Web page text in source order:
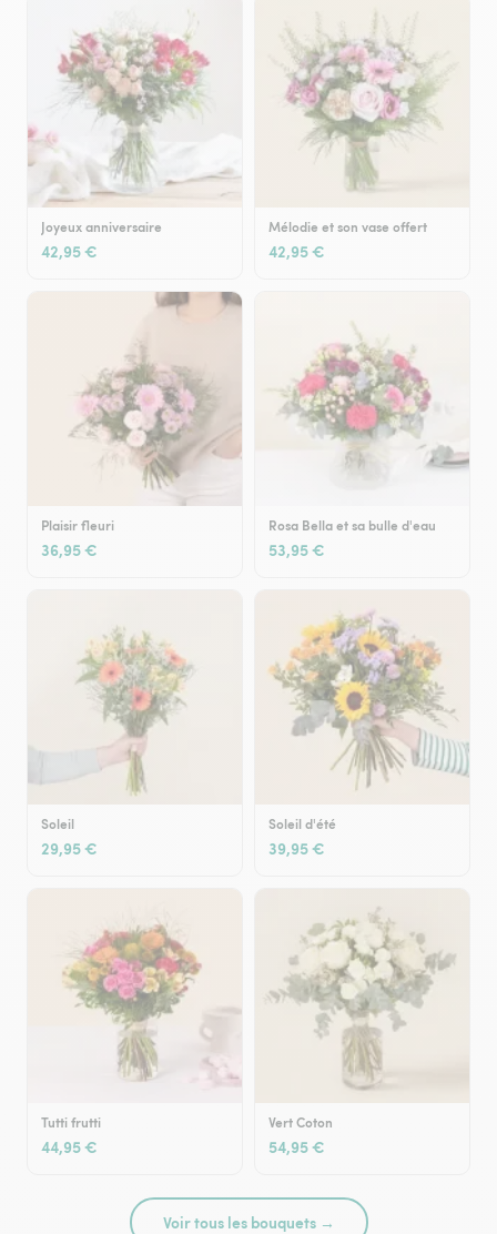
Joyeux anniversaire
42,95 €
Mélodie et son vase offert
42,95 €
Plaisir fleuri
36,95 €
Rosa Bella et sa bulle d'eau
53,95 €
Soleil
29,95 €
Soleil d'été
39,95 €
Tutti frutti
44,95 €
Vert Coton
54,95 €
Voir tous les bouquets →